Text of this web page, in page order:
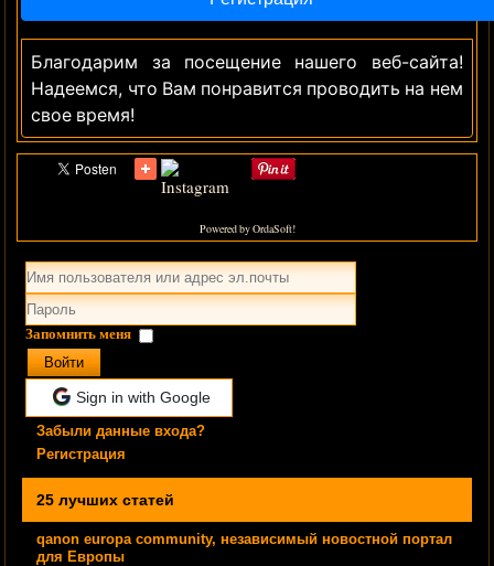
Благодарим за посещение нашего веб-сайта!
Надеемся, что Вам понравится проводить на нем
свое время!
Powered by OrdaSoft!
Запомнить меня
Войти
Sign in with Google
Забыли данные входа?
Регистрация
25 лучших статей
qanon europa community, независимый новостной портал
для Европы